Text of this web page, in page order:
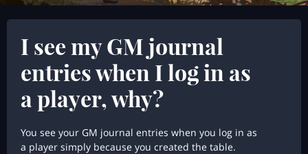
I see my GM journal
entries when I log in as
a player, why?
You see your GM journal entries when you log in as
a player simply because you created the table.